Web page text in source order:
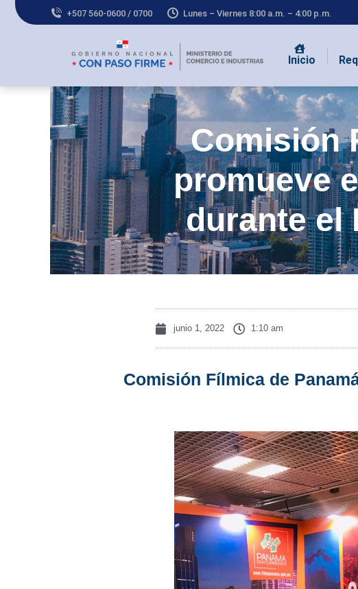
+507 560-0600 / 0700 Lunes – Viernes 8:00 a.m. – 4:00 p.m.
Inicio
Comisión
promueve
durante el
junio 1, 2022 1:10 am
Comisión Fílmica de